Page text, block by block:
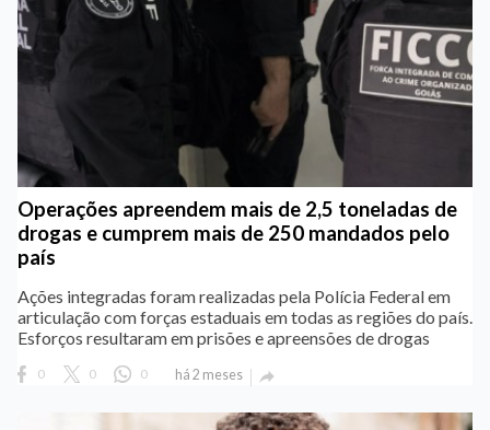
Operações apreendem mais de 2,5 toneladas de
drogas e cumprem mais de 250 mandados pelo
país
Ações integradas foram realizadas pela Polícia Federal em
articulação com forças estaduais em todas as regiões do país.
Esforços resultaram em prisões e apreensões de drogas
0 0 0 há 2 meses 